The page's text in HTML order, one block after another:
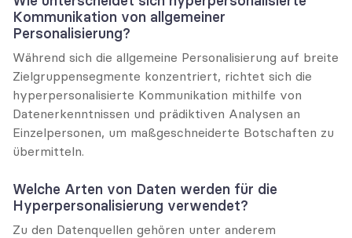
Kommunikation von allgemeiner
Personalisierung?
Während sich die allgemeine Personalisierung auf breite
Zielgruppensegmente konzentriert, richtet sich die
hyperpersonalisierte Kommunikation mithilfe von
Datenerkenntnissen und prädiktiven Analysen an
Einzelpersonen, um maßgeschneiderte Botschaften zu
übermitteln.
Welche Arten von Daten werden für die
Hyperpersonalisierung verwendet?
Zu den Datenquellen gehören unter anderem